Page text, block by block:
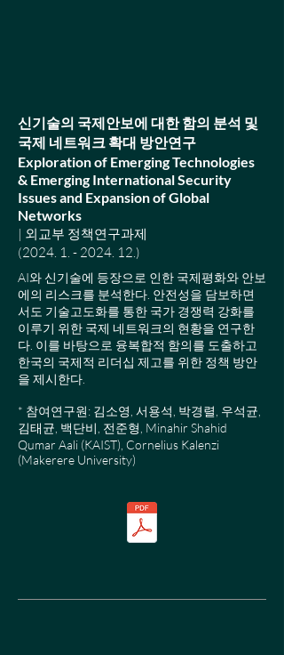
신기술의 국제안보에 대한 함의 분석 및
국제 네트워크 확대 방안연구
Exploration of Emerging Technologies
& Emerging International Security
Issues and Expansion of Global
Networks
| 외교부 정책연구과제
(2024. 1. - 2024. 12.)
AI와 신기술에 등장으로 인한 국제평화와 안보
에의 리스크를 분석한다. 안전성을 담보하면
서도 기술고도화를 통한 국가 경쟁력 강화를
이루기 위한 국제 네트워크의 현황을 연구한
다. 이를 바탕으로 융복합적 함의를 도출하고
한국의 국제적 리더십 제고를 위한 정책 방안
을 제시한다.
* 참여연구원: 김소영, 서용석, 박경렬, 우석균,
김태균, 백단비, 전준형, Minahir Shahid
Qumar Aali (KAIST), Cornelius Kalenzi
(Makerere University)